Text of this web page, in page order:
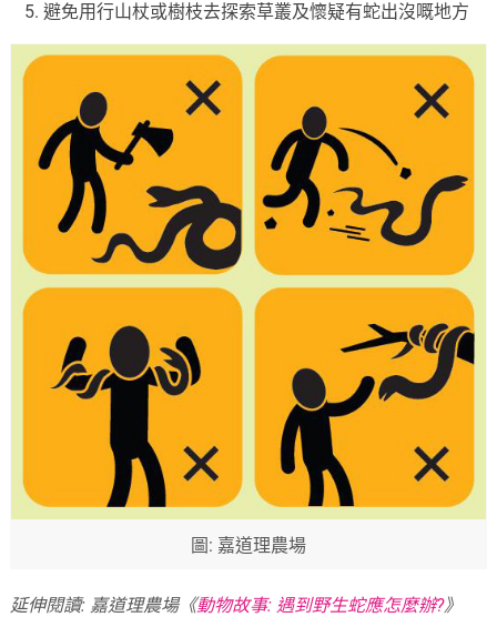
避免用行山杖或樹枝去探索草叢及懷疑有蛇出沒嘅地方
圖: 嘉道理農場
延伸閱讀: 嘉道理農場《動物故事: 遇到野生蛇應怎麼辦?》